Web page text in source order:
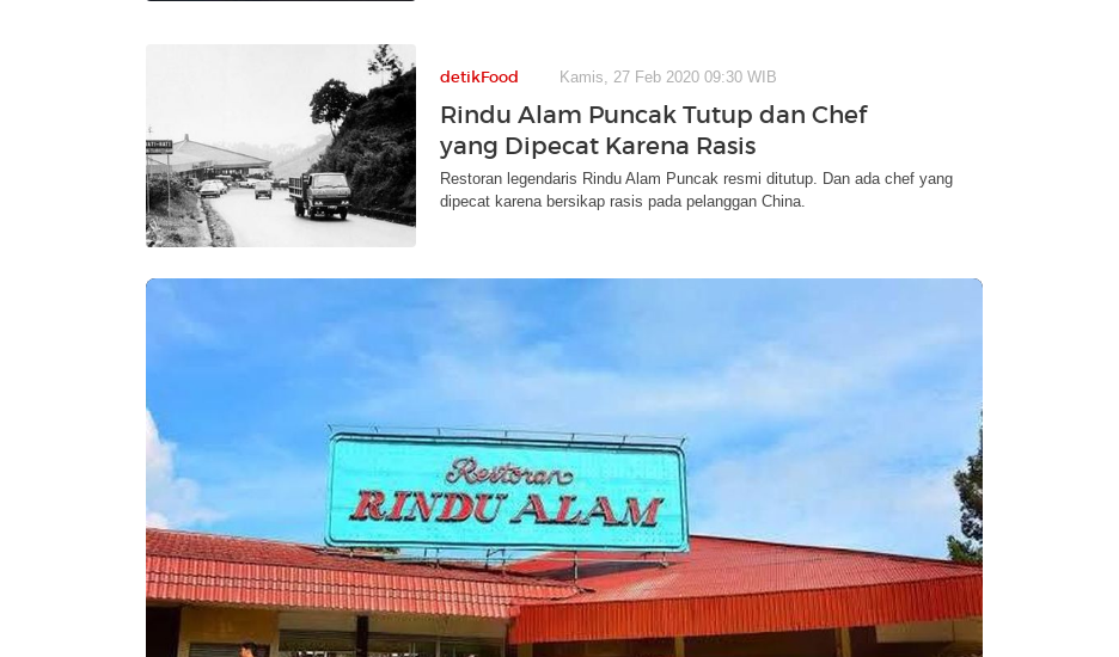
detikFood Kamis, 27 Feb 2020 09:30 WIB
Rindu Alam Puncak Tutup dan Chef
yang Dipecat Karena Rasis
Restoran legendaris Rindu Alam Puncak resmi ditutup. Dan ada chef yang
dipecat karena bersikap rasis pada pelanggan China.